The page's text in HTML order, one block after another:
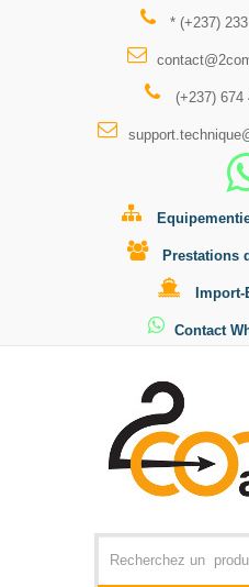
* (+237)
(+237) 674
Prestations
Contact